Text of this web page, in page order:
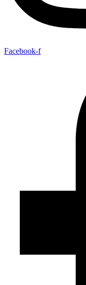
Facebook-f